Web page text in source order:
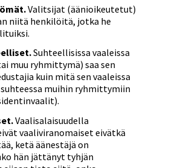
Valitsijat (äänioikeutetut)
niitä henkilöitä, jotka he
Suhteellisissa vaaleissa
muu ryhmittymä) saa sen
kuin mitä sen vaaleissa
muihin ryhmittymiin
Vaalisalaisuudella
vaaliviranomaiset eivätkä
ketä äänestäjä on
hän jättänyt tyhjän